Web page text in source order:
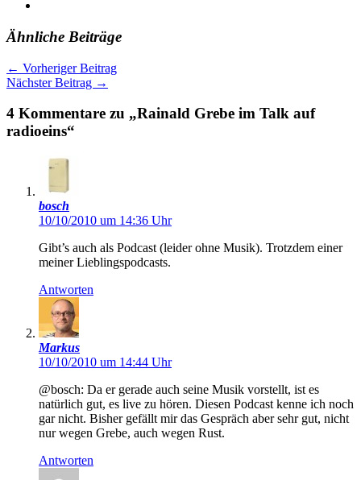
Ähnliche Beiträge
← Vorheriger Beitrag
Nächster Beitrag →
4 Kommentare zu „Rainald Grebe im Talk auf
radioeins“
bosch
10/10/2010 um 14:36 Uhr
Gibt’s auch als Podcast (leider ohne Musik). Trotzdem einer
meiner Lieblingspodcasts.
Antworten
Markus
10/10/2010 um 14:44 Uhr
@bosch: Da er gerade auch seine Musik vorstellt, ist es
natürlich gut, es live zu hören. Diesen Podcast kenne ich noch
gar nicht. Bisher gefällt mir das Gespräch aber sehr gut, nicht
nur wegen Grebe, auch wegen Rust.
Antworten